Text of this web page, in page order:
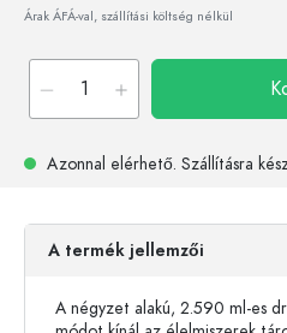
Árak ÁFÁ-val, szállítási költség nélkül
Azonnal elérhető. Szállításra
A termék jellemzői
A négyzet alakú, 2.590 ml-es